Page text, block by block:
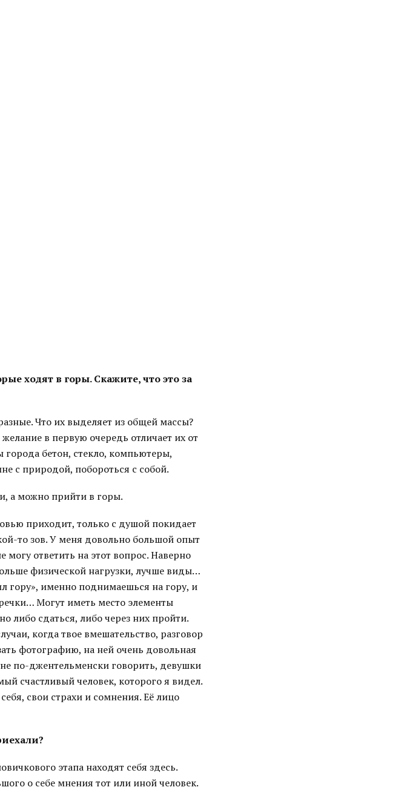
ходят в горы. Скажите, что это за
Что их выделяет из общей массы?
в первую очередь отличает их от
города бетон, стекло, компьютеры,
с природой, побороться с собой.
а можно прийти в горы.
приходит, только с душой покидает
то зов. У меня довольно большой опыт
могу ответить на этот вопрос. Наверно
физической нагрузки, лучше виды…
именно поднимаешься на гору, и
Могут иметь место элементы
либо сдаться, либо через них пройти.
когда твое вмешательство, разговор
фотографию, на ней очень довольная
по-джентельменски говорить, девушки
счастливый человек, которого я видел.
свои страхи и сомнения. Её лицо
этапа находят себя здесь.
о себе мнения тот или иной человек.